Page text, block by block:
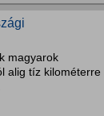
magyarok
alig tíz kilométerre